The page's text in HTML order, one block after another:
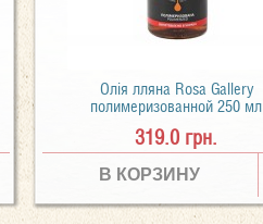
Олія лляна Rosa Gallery
полимеризованной 250 мл
319.0 грн.
В КОРЗИНУ